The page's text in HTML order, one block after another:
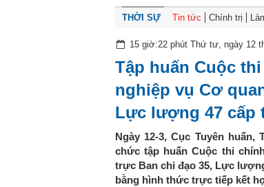
THỜI SỰ Tin tức Chính trị
15 giờ:22 phút Thứ tư, ngày 12
Tập huấn Cuộc
nghiệp vụ Cơ
Lực lượng 47 cấp
Ngày 12-3, Cục Tuyên
chức tập huấn Cuộc thi
trực Ban chỉ đạo 35, Lực
bằng hình thức trực tiếp kết